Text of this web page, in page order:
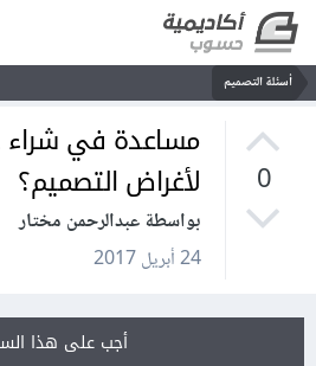
أسئلة التصميم
0
مساعدة في
لأغراض التصميم؟
بواسطة عبدالرحمن مختار
24 أبريل 2017
أجب على هذا